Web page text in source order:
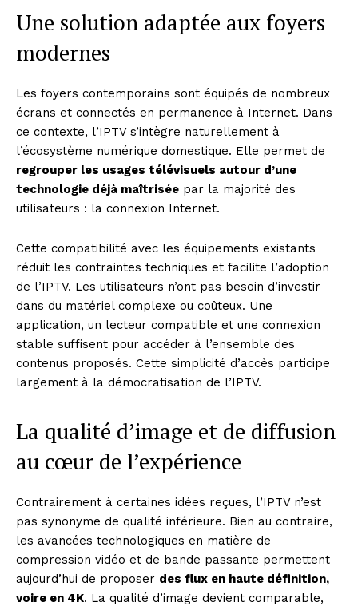
Une solution adaptée aux foyers
modernes
Les foyers contemporains sont équipés de nombreux
écrans et connectés en permanence à Internet. Dans
ce contexte, l’IPTV s’intègre naturellement à
l’écosystème numérique domestique. Elle permet de
regrouper les usages télévisuels autour d’une
technologie déjà maîtrisée par la majorité des
utilisateurs : la connexion Internet.
Cette compatibilité avec les équipements existants
réduit les contraintes techniques et facilite l’adoption
de l’IPTV. Les utilisateurs n’ont pas besoin d’investir
dans du matériel complexe ou coûteux. Une
application, un lecteur compatible et une connexion
stable suffisent pour accéder à l’ensemble des
contenus proposés. Cette simplicité d’accès participe
largement à la démocratisation de l’IPTV.
La qualité d’image et de diffusion
au cœur de l’expérience
Contrairement à certaines idées reçues, l’IPTV n’est
pas synonyme de qualité inférieure. Bien au contraire,
les avancées technologiques en matière de
compression vidéo et de bande passante permettent
aujourd’hui de proposer des flux en haute définition,
voire en 4K. La qualité d’image devient comparable,